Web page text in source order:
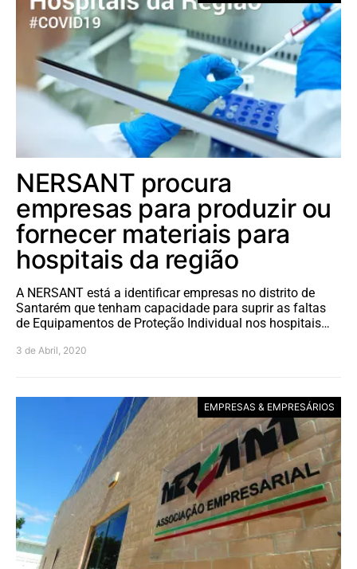
NERSANT procura
empresas para produzir ou
fornecer materiais para
hospitais da região
A NERSANT está a identificar empresas no distrito de
Santarém que tenham capacidade para suprir as faltas
de Equipamentos de Proteção Individual nos hospitais…
3 de Abril, 2020
EMPRESAS & EMPRESÁRIOS